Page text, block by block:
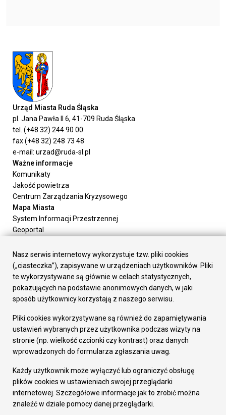
Urząd Miasta Ruda Śląska
pl. Jana Pawła II 6, 41-709 Ruda Śląska
tel. (+48 32) 244 90 00
fax (+48 32) 248 73 48
e-mail: urzad@ruda-sl.pl
Ważne informacje
Komunikaty
Jakość powietrza
Centrum Zarządzania Kryzysowego
Mapa Miasta
System Informacji Przestrzennej
Geoportal
Załatw sprawę
Prezydent Miasta
Rada Miasta
Wydziały
Elektroniczna Skrzynka Podawcza
Gospodarka
Fundusze europejskie
Środki krajowe
Oferty inwestycyjne
Pozostałe
Deklaracja dostępności
Dane osobowe
Dodaj opinię o witrynie
Nasz serwis internetowy wykorzystuje tzw. pliki cookies
(„ciasteczka”), zapisywane w urządzeniach użytkowników. Pliki
te wykorzystywane są głównie w celach statystycznych,
pokazujących na podstawie anonimowych danych, w jaki
sposób użytkownicy korzystają z naszego serwisu.
Pliki cookies wykorzystywane są również do zapamiętywania
ustawień wybranych przez użytkownika podczas wizyty na
stronie (np. wielkość czcionki czy kontrast) oraz danych
wprowadzonych do formularza zgłaszania uwag.
Każdy użytkownik może wyłączyć lub ograniczyć obsługę
plików cookies w ustawieniach swojej przeglądarki
internetowej. Szczegółowe informacje jak to zrobić można
znaleźć w dziale pomocy danej przeglądarki.